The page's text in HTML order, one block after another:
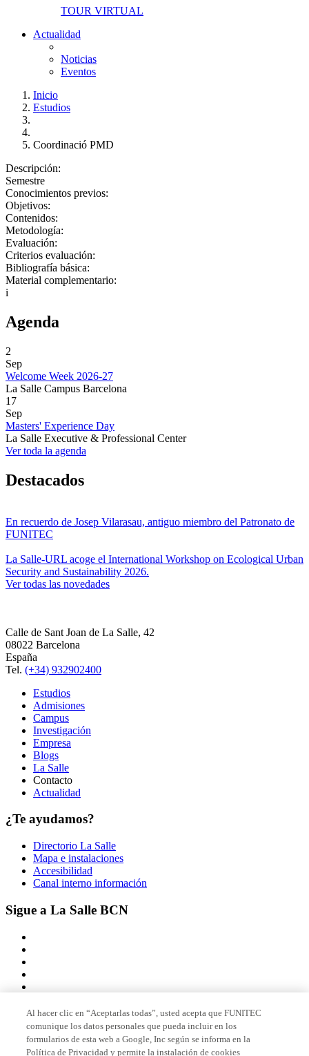
TOUR VIRTUAL
Actualidad
Noticias
Eventos
Inicio
Estudios
Coordinació PMD
Descripción:
Semestre
Conocimientos previos:
Objetivos:
Contenidos:
Metodología:
Evaluación:
Criterios evaluación:
Bibliografía básica:
Material complementario:
i
Agenda
2
Sep
Welcome Week 2026-27
La Salle Campus Barcelona
17
Sep
Masters' Experience Day
La Salle Executive & Professional Center
Ver toda la agenda
Destacados
En recuerdo de Josep Vilarasau, antiguo miembro del Patronato de
FUNITEC
La Salle-URL acoge el International Workshop on Ecological Urban
Security and Sustainability 2026.
Ver todas las novedades
Calle de Sant Joan de La Salle, 42
08022 Barcelona
España
Tel. (+34) 932902400
Estudios
Admisiones
Campus
Investigación
Empresa
Blogs
La Salle
Contacto
Actualidad
¿Te ayudamos?
Directorio La Salle
Mapa e instalaciones
Accesibilidad
Canal interno información
Sigue a La Salle BCN
Miembro de
Al hacer clic en “Aceptarlas todas”, usted acepta que FUNITEC
comunique los datos personales que pueda incluir en los
formularios de esta web a Google, Inc según se informa en la
Política de Privacidad y permite la instalación de cookies